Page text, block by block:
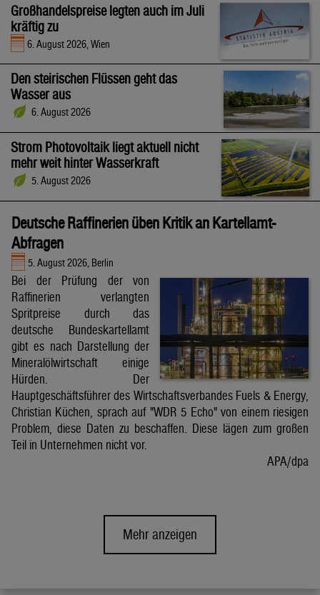
Großhandelspreise legten auch im Juli
kräftig zu
6. August 2026, Wien
Den steirischen Flüssen geht das
Wasser aus
6. August 2026
Strom Photovoltaik liegt aktuell nicht
mehr weit hinter Wasserkraft
5. August 2026
Deutsche Raffinerien üben Kritik an Kartellamt-
Abfragen
5. August 2026, Berlin
Bei der Prüfung der von
Raffinerien verlangten
Spritpreise durch das
deutsche Bundeskartellamt
gibt es nach Darstellung der
Mineralölwirtschaft einige
Hürden. Der
Hauptgeschäftsführer des Wirtschaftsverbandes Fuels & Energy,
Christian Küchen, sprach auf "WDR 5 Echo" von einem riesigen
Problem, diese Daten zu beschaffen. Diese lägen zum großen
Teil in Unternehmen nicht vor.
APA/dpa
Mehr anzeigen